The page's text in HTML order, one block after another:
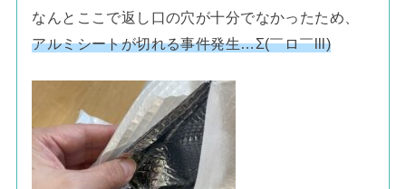
なんとここで返し口の穴が十分でなかったため、
アルミシートが切れる事件発生…Σ(￣ロ￣lll)